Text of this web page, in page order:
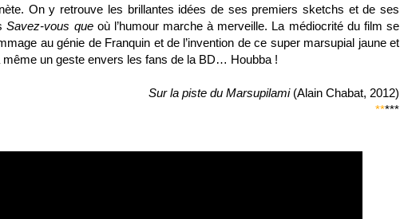
On y retrouve les brillantes idées de ses premiers sketchs et de ses
Savez-vous queoù l’humour marche à merveille. La médiocrité du film se
au génie de Franquin et de l’invention de ce super marsupial jaune et
même un geste envers les fans de la BD… Houbba !
Sur la piste du Marsupilami(Alain Chabat, 2012)
*****